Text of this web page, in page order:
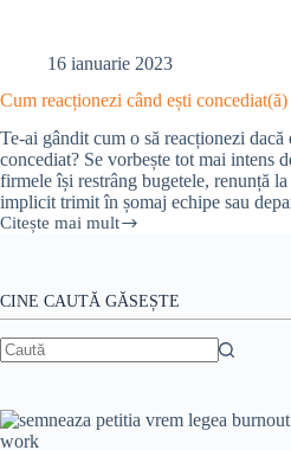
16 ianuarie 2023
Cum reacționezi când ești concediat(ă)
Te-ai gândit cum o să reacționezi
concediat? Se vorbește tot mai intens
firmele își restrâng bugetele, renunță
implicit trimit în șomaj echipe sau
Citește mai mult
Cum
ești
concediat(ă)
CINE CAUTĂ GĂSEȘTE